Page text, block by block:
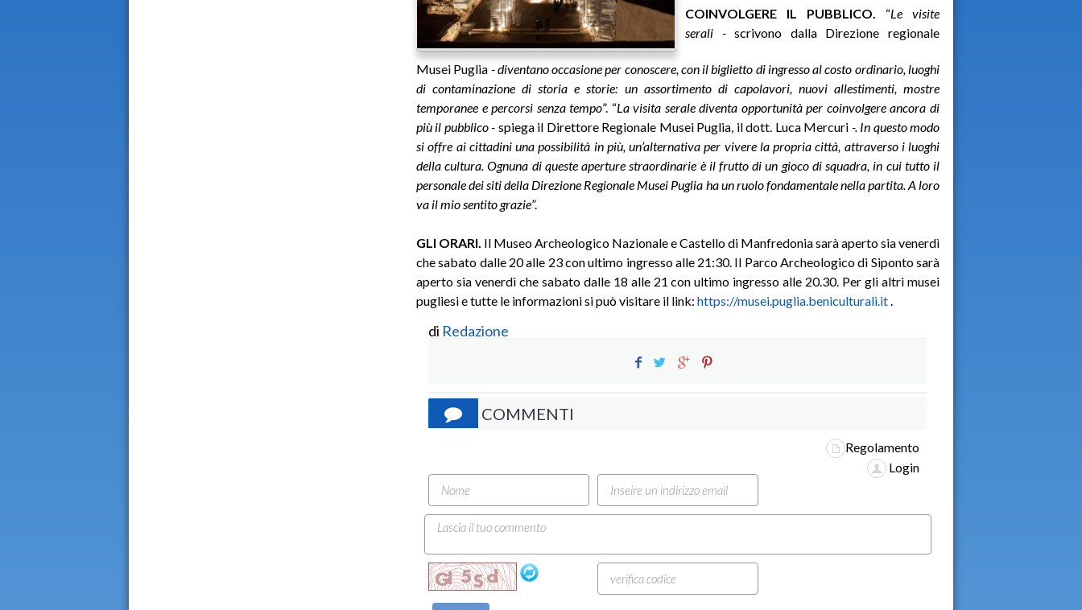
COINVOLGERE IL PUBBLICO. “Le visite
serali -scrivono dalla Direzione regionale
Musei Puglia - diventano occasione per conoscere, con il biglietto di ingresso al costo ordinario, luoghi
di contaminazione di storia e storie: un assortimento di capolavori, nuovi allestimenti, mostre
temporanee e percorsi senza tempo”. “La visita serale diventa opportunità per coinvolgere ancora di
più il pubblico - spiega il Direttore Regionale Musei Puglia, il dott. Luca Mercuri -. In questo modo
si offre ai cittadini una possibilità in più, un’alternativa per vivere la propria città, attraverso i luoghi
della cultura. Ognuna di queste aperture straordinarie è il frutto di un gioco di squadra, in cui tutto il
personale dei siti della Direzione Regionale Musei Puglia ha un ruolo fondamentale nella partita. A loro
va il mio sentito grazie”.
GLI ORARI. Il Museo Archeologico Nazionale e Castello di Manfredonia sarà aperto sia venerdì
che sabato dalle 20 alle 23 con ultimo ingresso alle 21:30. Il Parco Archeologico di Siponto sarà
aperto sia venerdì che sabato dalle 18 alle 21 con ultimo ingresso alle 20.30. Per gli altri musei
pugliesi e tutte le informazioni si può visitare il link: https://musei.puglia.beniculturali.it
di Redazione
COMMENTI
Regolamento
Login